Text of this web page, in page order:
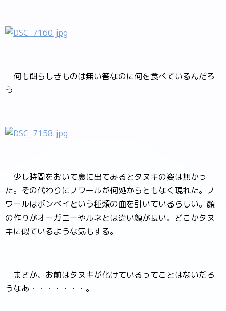
何も餌らしきものは無い筈なのに何を食べているんだろ
う
少し時間をおいて裏に出てみるとタヌキの姿は無かっ
た。その代わりにノワールが何処からともなく現れた。ノ
ワールはボンベイという種類の血を引いているらしい。顔
の作りがオーガニーやルネとは違い顔が長い。どこかタヌ
キに似ているような気もする。
まさか、お前はタヌキが化けているってことはないだろ
うなあ・・・・・・・。